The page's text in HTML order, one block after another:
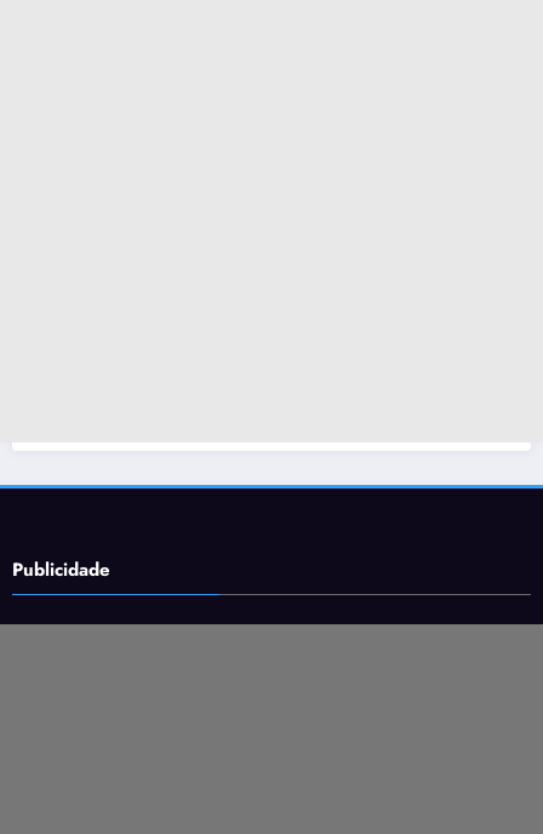
Publicidade